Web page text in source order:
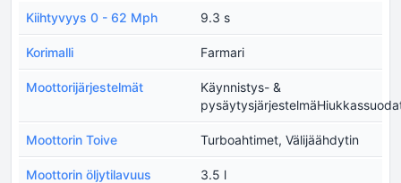
Kiihtyvyys 0 - 62 Mph 9.3 s
Korimalli Farmari
Moottorijärjestelmät
Käynnistys- &
Moottorin Toive Turboahtimet, Välijäähdytin
Moottorin öljytilavuus 3.5 l